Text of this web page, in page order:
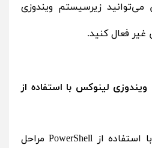
زیرسیستم ویندوزی
غیر فعال کنید.
لینوکس با استفاده از
برای غیر فعال‌سازی WSL با استفاده از PowerShell مراحل